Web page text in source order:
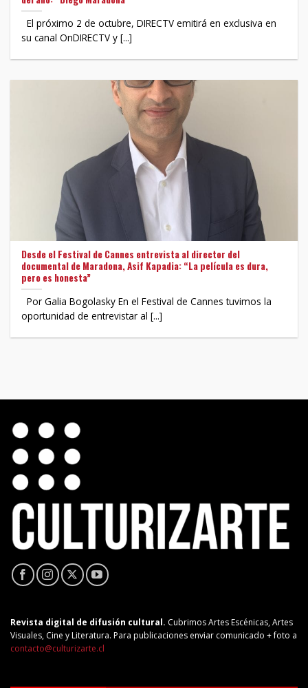
El próximo 2 de octubre, DIRECTV emitirá en exclusiva en
su canal OnDIRECTV y [...]
Desde el Festival de Cannes entrevista al director del
documental de Maradona, Asif Kapadia: “La película es dura,
pero es honesta”
Por Galia Bogolasky En el Festival de Cannes tuvimos la
oportunidad de entrevistar al [...]
Revista digital de difusión cultural. Cubrimos Artes Escénicas, Artes
Visuales, Cine y Literatura. Para publicaciones enviar comunicado + foto a
contacto@culturizarte.cl